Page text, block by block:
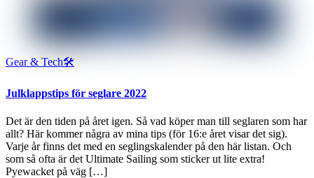
Gear & Tech🛠
Julklappstips för seglare 2022
Det är den tiden på året igen. Så vad köper man till seglaren som har
allt? Här kommer några av mina tips (för 16:e året visar det sig).
Varje år finns det med en seglingskalender på den här listan. Och
som så ofta är det Ultimate Sailing som sticker ut lite extra!
Pyewacket på väg […]